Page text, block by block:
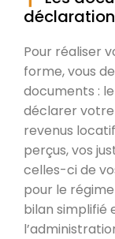
déclaration
Pour réaliser
forme, vous
documents :
déclarer
revenus
perçus, vos
celles-ci de
pour le
bilan simplifié